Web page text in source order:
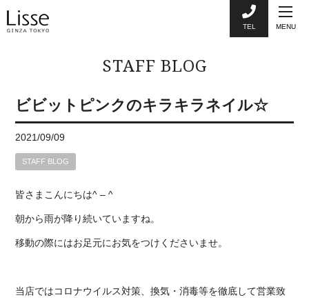
TEL MENU
STAFF BLOG
ビビットピンクのキラキラネイル☆
2021/09/09
STAFF BLOG
皆さまこんにちは^ – ^
朝から雨が降り続いていますね。
移動の際にはお足元にお気をつけくださいませ。
当店ではコロナウイルス対策、換気・消毒等を徹底して営業致